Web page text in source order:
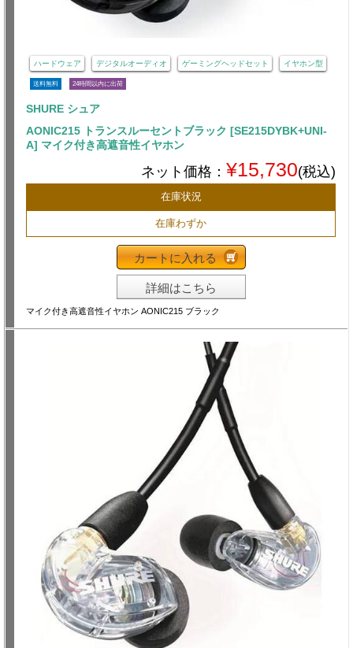
ハードウェア デジタルオーディオ ゲーミングヘッドセット イヤホン型
送料無料 24時間以内に出荷
SHURE シュア
AONIC215 トランスルーセントブラック [SE215DYBK+UNI-
A] マイク付き高遮音性イヤホン
ネット価格： ¥15,730(税込)
在庫状況
在庫わずか
カートに入れる
詳細はこちら
マイク付き高遮音性イヤホン AONIC215 ブラック